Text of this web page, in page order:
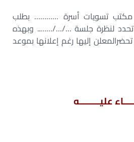
مكتب تسويات أسرة ………… بطلب
لنظرة جلسة …/…/…….. وبهذه
إليها رغم إعلانها بموعد
عليــــــــه